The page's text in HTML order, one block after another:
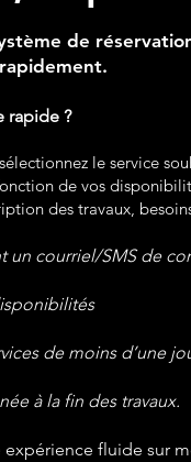
de
rapide ?
le service
de vos
des travaux,
un courriel/SMS de
de moins d’une
à la fin des travaux.
fluide sur